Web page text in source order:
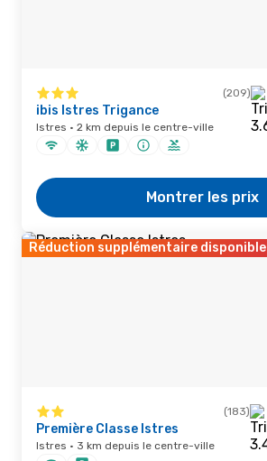
(209)
ibis Istres Trigance
Istres · 2 km depuis le centre-ville
Montrer les prix
Réduction supplémentaire disponible
(183)
Première Classe Istres
Istres · 3 km depuis le centre-ville